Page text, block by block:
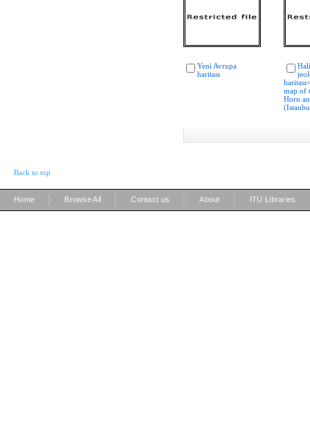
Yeni Avrupa
haritası
map of
Horn
Back to top
Home Browse All Contact us About ITU Libraries